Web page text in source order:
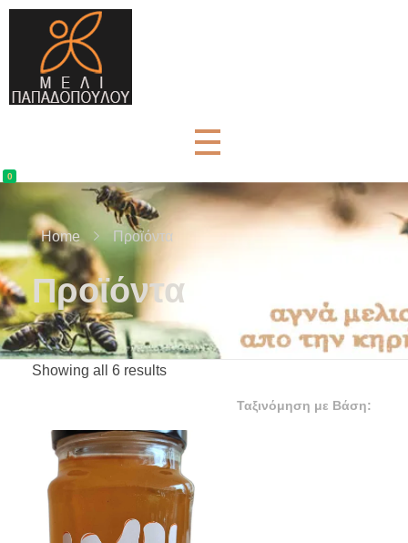
0
Home Προϊόντα
Προϊόντα
Showing all 6 results